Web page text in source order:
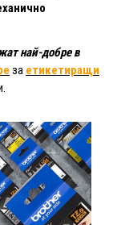
най-добре в
за етикетиращи